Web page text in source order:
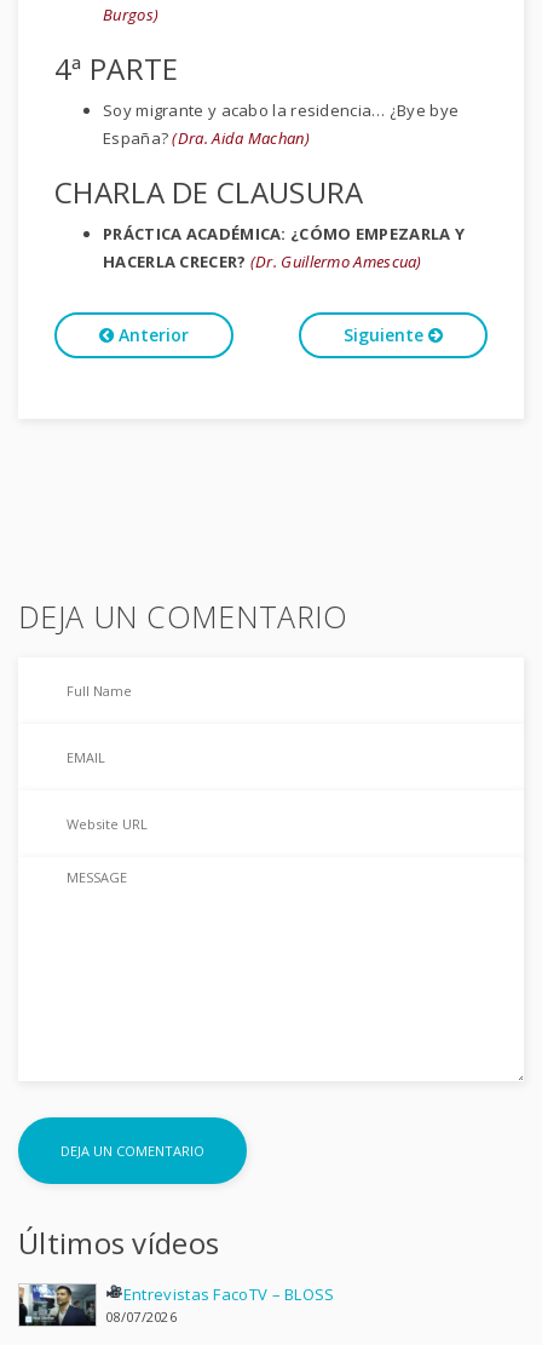
Burgos)
4ª PARTE
Soy migrante y acabo la residencia… ¿Bye bye
España?(Dra. Aida Machan)
CHARLA DE CLAUSURA
PRÁCTICA ACADÉMICA: ¿CÓMO EMPEZARLA Y
HACERLA CRECER? (Dr. Guillermo Amescua)
Anterior Siguiente
DEJA UN COMENTARIO
Últimos vídeos
Entrevistas FacoTV – BLOSS
08/07/2026